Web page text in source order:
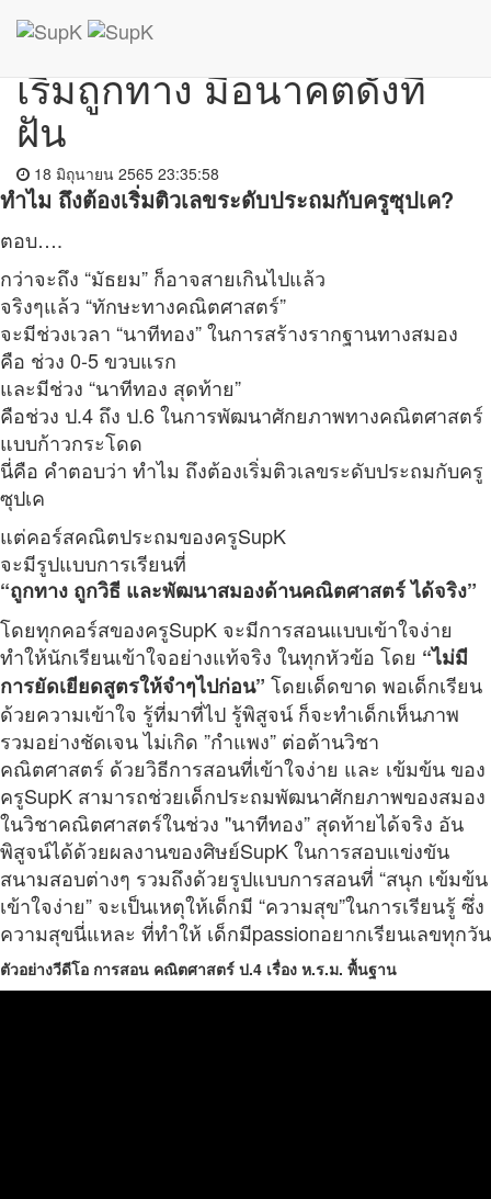
เก่งคณิต
เริ่มถูกทาง มีอนาคตดังที่
ฝัน
18 มิถุนายน 2565 23:35:58
ทำไม ถึงต้องเริ่มติวเลขระดับประถมกับครูซุปเค?
ตอบ….
กว่าจะถึง “มัธยม” ก็อาจสายเกินไปแล้ว
จริงๆแล้ว “ทักษะทางคณิตศาสตร์”
จะมีช่วงเวลา “นาทีทอง” ในการสร้างรากฐานทางสมอง
คือ ช่วง 0-5 ขวบแรก
และมีช่วง “นาทีทอง สุดท้าย”
คือช่วง ป.4 ถึง ป.6 ในการพัฒนาศักยภาพทางคณิตศาสตร์
แบบก้าวกระโดด
นี่คือ คำตอบว่า ทำไม ถึงต้องเริ่มติวเลขระดับประถมกับครู
ซุปเค
แต่คอร์สคณิตประถมของครูSupK
จะมีรูปแบบการเรียนที่
“ถูกทาง ถูกวิธี และพัฒนาสมองด้านคณิตศาสตร์ ได้จริง”
โดยทุกคอร์สของครูSupK จะมีการสอนแบบเข้าใจง่าย
ทำให้นักเรียนเข้าใจอย่างแท้จริง ในทุกหัวข้อ โดย “ไม่มี
การยัดเยียดสูตรให้จำๆไปก่อน” โดยเด็ดขาด พอเด็กเรียน
ด้วยความเข้าใจ รู้ที่มาที่ไป รู้พิสูจน์ ก็จะทำเด็กเห็นภาพ
รวมอย่างชัดเจนไม่เกิด ”กำแพง” ต่อต้านวิชา
คณิตศาสตร์ ด้วยวิธีการสอนที่เข้าใจง่าย และ เข้มข้น ของ
ครูSupK สามารถช่วยเด็กประถมพัฒนาศักยภาพของสมอง
ในวิชาคณิตศาสตร์ในช่วง "นาทีทอง” สุดท้ายได้จริง อัน
พิสูจน์ได้ด้วยผลงานของศิษย์SupK ในการสอบแข่งขัน
สนามสอบต่างๆ รวมถึงด้วยรูปแบบการสอนที่ “สนุก เข้มข้น
เข้าใจง่าย” จะเป็นเหตุให้เด็กมี “ความสุข”ในการเรียนรู้ ซึ่ง
ความสุขนี่แหละ ที่ทำให้ เด็กมีpassionอยากเรียนเลขทุกวัน
ตัวอย่างวีดีโอ การสอน คณิตศาสตร์ ป.4 เรื่อง ห.ร.ม. พื้นฐาน